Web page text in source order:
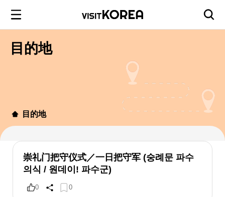
目的地
目的地
崇礼门把守仪式／一日把守军 (숭례문 파수
의식 / 원데이! 파수군)
0 0